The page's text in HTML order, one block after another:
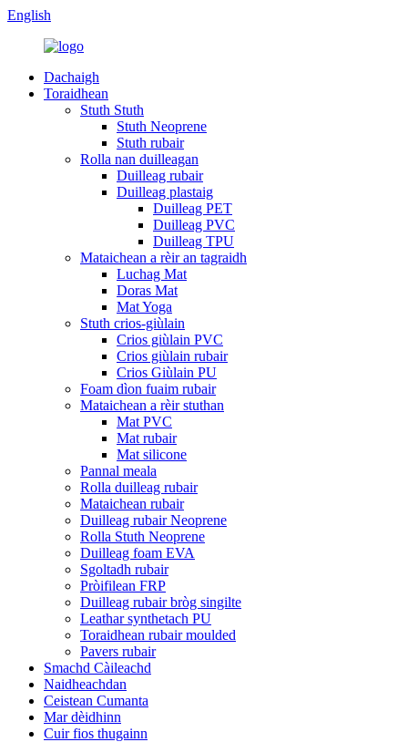
English
Dachaigh
Toraidhean
Stuth Stuth
Stuth Neoprene
Stuth rubair
Rolla nan duilleagan
Duilleag rubair
Duilleag plastaig
Duilleag PET
Duilleag PVC
Duilleag TPU
Mataichean a rèir an tagraidh
Luchag Mat
Doras Mat
Mat Yoga
Stuth crios-giùlain
Crios giùlain PVC
Crios giùlain rubair
Crios Giùlain PU
Foam dìon fuaim rubair
Mataichean a rèir stuthan
Mat PVC
Mat rubair
Mat silicone
Pannal meala
Rolla duilleag rubair
Mataichean rubair
Duilleag rubair Neoprene
Rolla Stuth Neoprene
Duilleag foam EVA
Sgoltadh rubair
Pròifilean FRP
Duilleag rubair bròg singilte
Leathar synthetach PU
Toraidhean rubair moulded
Pavers rubair
Smachd Càileachd
Naidheachdan
Ceistean Cumanta
Mar dèidhinn
Cuir fios thugainn